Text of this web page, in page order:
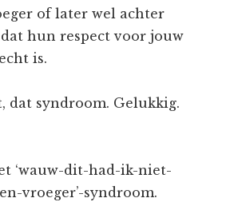
of later wel achter
hun respect voor jouw
is.
dat syndroom. Gelukkig.
‘wauw-dit-had-ik-niet-
vroeger’-syndroom.